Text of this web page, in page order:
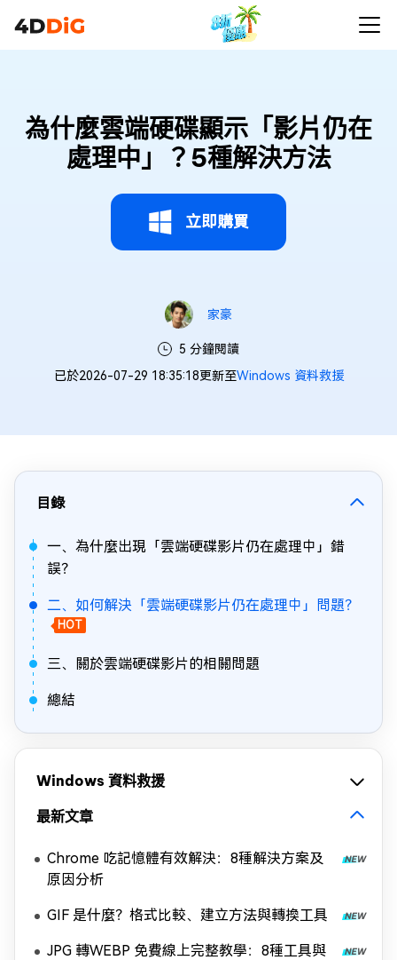
為什麼雲端硬碟顯示「影片仍在
處理中」？5種解決方法
立即購買
家豪
5 分鐘閱讀
已於2026-07-29 18:35:18更新至Windows 資料救援
目錄
一、為什麼出現「雲端硬碟影片仍在處理中」錯
誤？
二、如何解決「雲端硬碟影片仍在處理中」問題？
HOT
三、關於雲端硬碟影片的相關問題
總結
Windows 資料救援
最新文章
Chrome 吃記憶體有效解決：8種解決方案及
原因分析
GIF 是什麼？格式比較、建立方法與轉換工具
JPG 轉WEBP 免費線上完整教學：8種工具與